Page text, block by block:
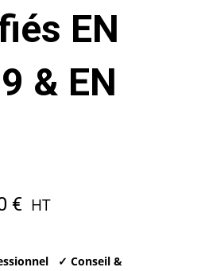
EN
& EN
€ HT
✓ Conseil &